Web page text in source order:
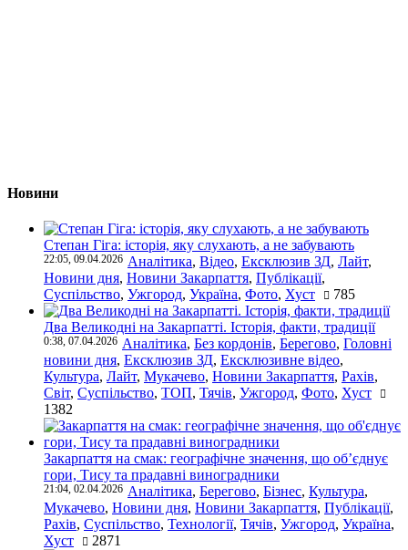
Новини
Степан Гіга: історія, яку слухають, а не забувають
22:05, 09.04.2026 Аналітика, Відео, Ексклюзив ЗД, Лайт,
Новини дня, Новини Закарпаття, Публікації,
Суспільство, Ужгород, Україна, Фото, Хуст 785
Два Великодні на Закарпатті. Історія, факти, традиції
0:38, 07.04.2026 Аналітика, Без кордонів, Берегово, Головні
новини дня, Ексклюзив ЗД, Ексклюзивне відео,
Культура, Лайт, Мукачево, Новини Закарпаття, Рахів,
Світ, Суспільство, ТОП, Тячів, Ужгород, Фото, Хуст
1382
Закарпаття на смак: географічне значення, що об’єднує
гори, Тису та прадавні виноградники
21:04, 02.04.2026 Аналітика, Берегово, Бізнес, Культура,
Мукачево, Новини дня, Новини Закарпаття, Публікації,
Рахів, Суспільство, Технології, Тячів, Ужгород, Україна,
Хуст
2871